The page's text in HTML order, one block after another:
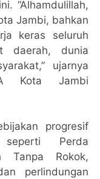
“Alhamdulillah,
Jambi, bahkan
keras seluruh
daerah, dunia
ujarnya
Kota Jambi
progresif
Perda
Tanpa Rokok,
perlindungan